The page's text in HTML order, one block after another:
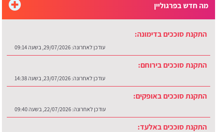
מה חדש בפרגוליין
התקנת סוככים בדימונה: